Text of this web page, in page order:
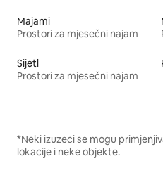
Majami
Prostori za mjesečni najam
Sijetl
Prostori za mjesečni najam
*Neki izuzeci se mogu
lokacije i neke objekte.